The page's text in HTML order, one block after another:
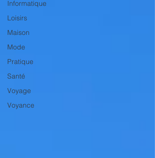
Informatique
Loisirs
Maison
Mode
Pratique
Santé
Voyage
Voyance